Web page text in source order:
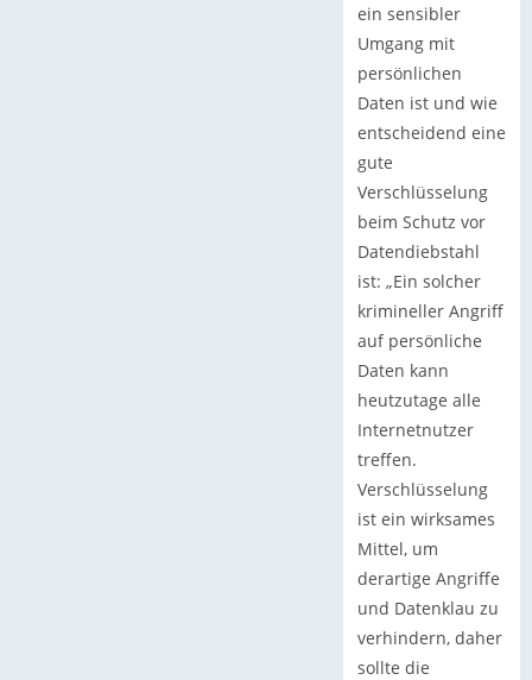
ein sensibler
Umgang mit
persönlichen
Daten ist und wie
entscheidend eine
gute
Verschlüsselung
beim Schutz vor
Datendiebstahl
ist: „Ein solcher
krimineller Angriff
auf persönliche
Daten kann
heutzutage alle
Internetnutzer
treffen.
Verschlüsselung
ist ein wirksames
Mittel, um
derartige Angriffe
und Datenklau zu
verhindern, daher
sollte die